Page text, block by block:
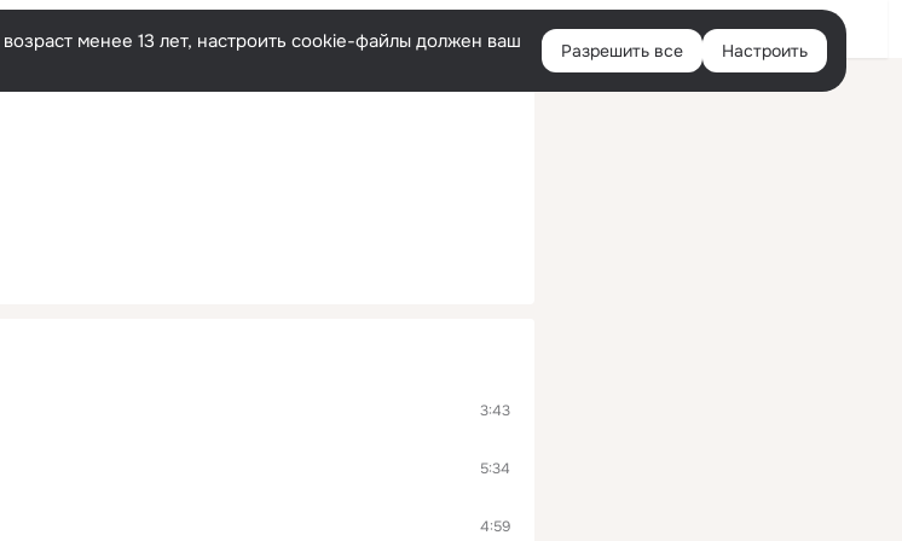
Войти
менее 13 лет, настроить cookie-файлы должен ваш
Разрешить все Настроить
3:43
5:34
4:59